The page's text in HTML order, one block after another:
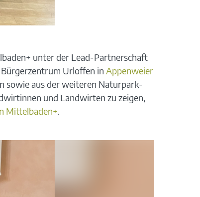
unter der Lead-Partnerschaft
Urloffen in Appenweier
sowie aus der weiteren Naturpark-
und Landwirten zu zeigen,
Mittelbaden+